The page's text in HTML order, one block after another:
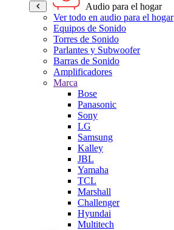
Audio para el hogar
Ver todo en audio para el hogar
Equipos de Sonido
Torres de Sonido
Parlantes y Subwoofer
Barras de Sonido
Amplificadores
Marca
Bose
Panasonic
Sony
LG
Samsung
Kalley
JBL
Yamaha
TCL
Marshall
Challenger
Hyundai
Multitech